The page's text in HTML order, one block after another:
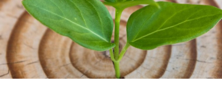
CONTACT
Laatste nieuws